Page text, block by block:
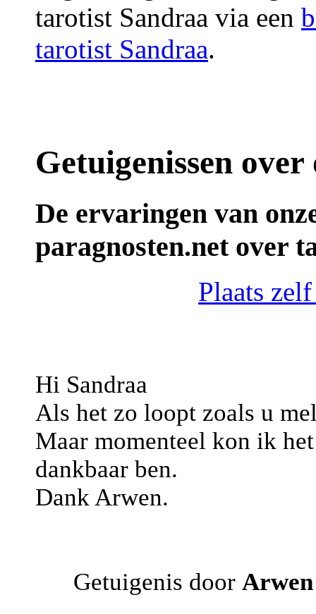
tarotist Sandraa via een
tarotist Sandraa.
Getuigenissen
De ervaringen van
paragnosten.net over
Plaats
Hi Sandraa
Als het zo loopt zoals u
Maar momenteel kon ik
dankbaar ben.
Dank Arwen.
Getuigenis door Arwen